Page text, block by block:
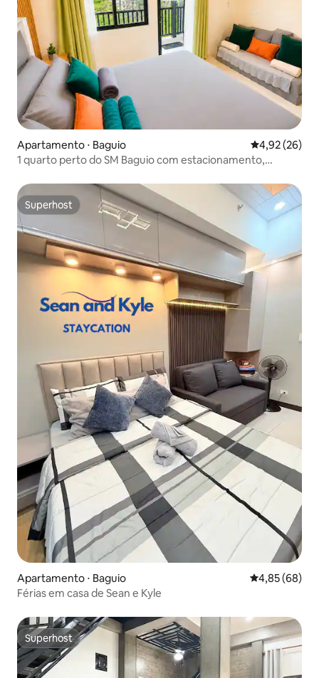
Apartamento ⋅ Baguio 4,92 de uma
4,92 (26)
1 quarto perto do SM Baguio com estacionamento,
Superhost
Superhost
Apartamento ⋅ Baguio 4,85 de uma
4,85 (68)
Férias em casa de Sean e Kyle
Superhost
Superhost